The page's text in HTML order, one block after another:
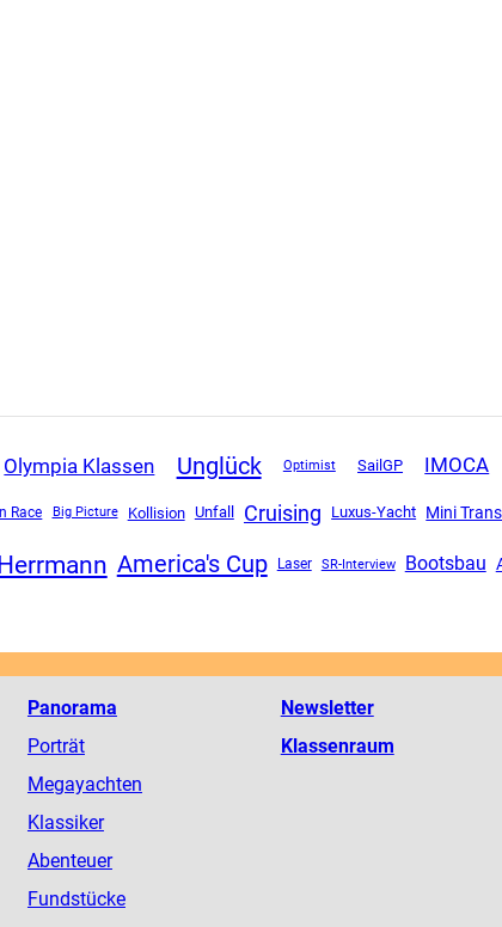
Olympia Klassen Unglück Optimist SailGP IMOCA
Race Big Picture Kollision Unfall Cruising Luxus-Yacht Mini
America's Cup Laser SR-Interview Bootsbau
Panorama
Porträt
Megayachten
Klassiker
Abenteuer
Fundstücke
Newsletter
Klassenraum